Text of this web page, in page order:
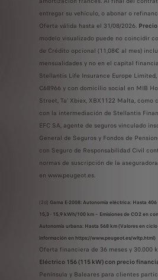
entregar su vehículo, o abonar o
Oferta válida hasta el 31/08/2026.
modelo visualizado puede no coincidir
de Crédito opcional (11,08€ al mes)
mensualidades y no en el capital
Stellantis Life Insurance Europe
C68966 y con domicilio social en MIB
Street, Ta’ Xbiex, XBX1122 Malta, como
con la intermediación de Stellantis
EFC SA, agente de seguros vinculado
General de Seguros y Fondos de
con Seguro de Responsabilidad Civil
normas de suscripción de la
en www.peugeot.es.
(2d) Gama E-2008: Autonomía eléctrica: Hasta
15,3 - 15,9 kWh/100 km – Emisiones de CO2 en
Autonomía urbana: Hasta 568 km (Valores en
información en https://www.peugeot.es/wltp.html)
Oferta financiera de 36 meses y 30.000
Eléctrico 156 (115 kW) con precio
Península y Baleares para clientes